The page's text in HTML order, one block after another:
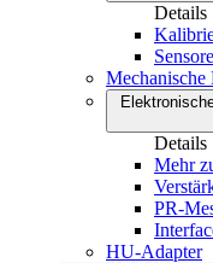
Details
Mechanische
Details
Mehr
PR-
HU-Adapter